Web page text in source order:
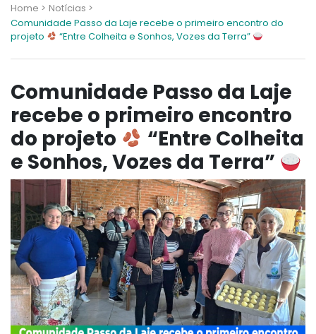
Home > Notícias >
Comunidade Passo da Laje recebe o primeiro encontro do
projeto
“Entre Colheita e Sonhos, Vozes da Terra”
Comunidade Passo da Laje
recebe o primeiro encontro
do projeto
“Entre Colheita
e Sonhos, Vozes da Terra”